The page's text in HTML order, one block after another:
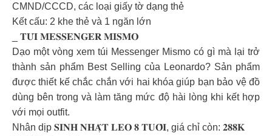
CMND/CCCD, các loại giấy tờ dạng thẻ
Kết cấu: 2 khe thẻ và 1 ngăn lớn
_ 𝐓𝐔́𝐈 𝐌𝐄𝐒𝐒𝐄𝐍𝐆𝐄𝐑 𝐌𝐈𝐒𝐌𝐎
Dạo một vòng xem túi Messenger Mismo có gì mà lại trở
thành sản phẩm Best Selling của Leonardo? Sản phẩm
được thiết kế chắc chắn với hai khóa giúp bạn bảo vệ đồ
dùng bên trong và làm tăng mức độ hài lòng khi kết hợp
với mọi outfit.
Nhân dịp 𝐒𝐈𝐍𝐇 𝐍𝐇𝐀̣̂𝐓 𝐋𝐄𝐎 𝟖 𝐓𝐔𝐎̂̉𝐈, giá chỉ còn: 𝟐𝟖𝟖𝐊